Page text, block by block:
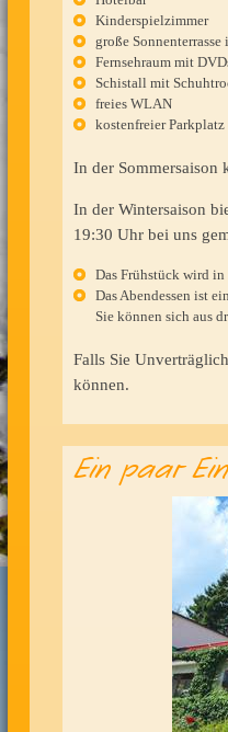
Kinderspielzimmer
große Sonnenterrasse
Fernsehraum mit
Schistall mit
freies WLAN
kostenfreier
In der Sommersaison
In der Wintersaison
19:30 Uhr bei uns
Das Frühstück wird
Das Abendessen ist
Sie können sich aus
Falls Sie
können.
Ein paar